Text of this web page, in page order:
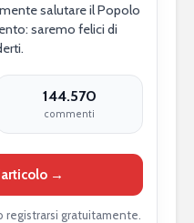
salutare il Popolo
saremo felici di
144.570
commenti
→
gratuitamente.